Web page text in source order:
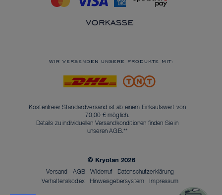
WIR VERSENDEN UNSERE PRODUKTE MIT:
Kostenfreier Standardversand ist ab einem Einkaufswert von
70,00 € möglich.
Details zu individuellen Versandkonditionen finden Sie in
unserenAGB.**
© Kryolan 2026
Versand AGB Widerruf
Datenschutzerklärung
Verhaltenskodex
Hinweisgebersystem Impressum